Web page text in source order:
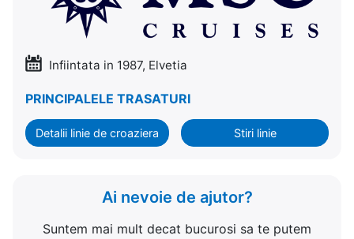
Infiintata in 1987, Elvetia
PRINCIPALELE TRASATURI
Detalii linie de croaziera Stiri linie
Ai nevoie de ajutor?
Suntem mai mult decat bucurosi sa te putem